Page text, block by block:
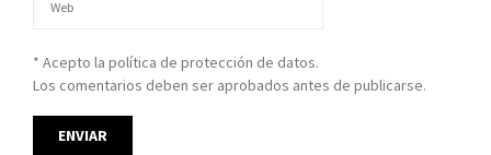
* Acepto la política de protección de datos.
Los comentarios deben ser aprobados antes de publicarse.